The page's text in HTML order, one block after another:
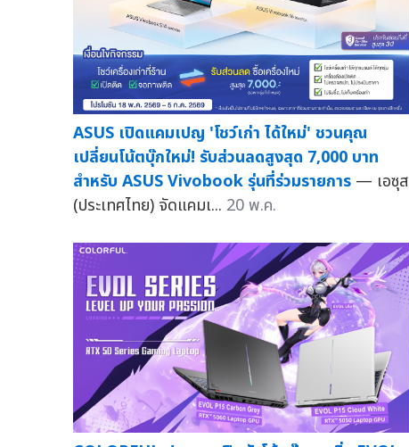
ASUS เปิดแคมเปญ 'โชว์เก่า ได้ใหม่' ชวนคุณ
เปลี่ยนโน้ตบุ๊กใหม่! รับส่วนลดสูงสุด 7,000 บาท
สำหรับ ASUS Vivobook รุ่นที่ร่วมรายการ — เอซุส
(ประเทศไทย) จัดแคมเ... 20 พ.ค.